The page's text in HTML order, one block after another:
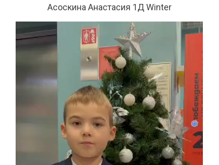
Асоскина Анастасия 1Д Winter